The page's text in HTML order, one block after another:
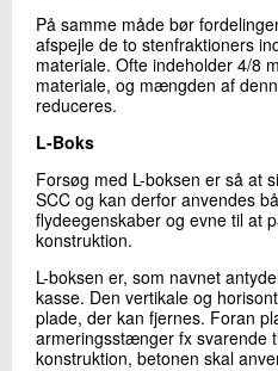
På samme måde bør
afspejle de to stenfraktioners
materiale. Ofte indeholder 4/8
materiale, og mængden af
reduceres.
L-Boks
Forsøg med L-boksen er så at
SCC og kan derfor anvendes
flydeegenskaber og evne til at
konstruktion.
L-boksen er, som navnet
kasse. Den vertikale og
plade, der kan fjernes. Foran
armeringsstænger fx svarende
konstruktion, betonen skal